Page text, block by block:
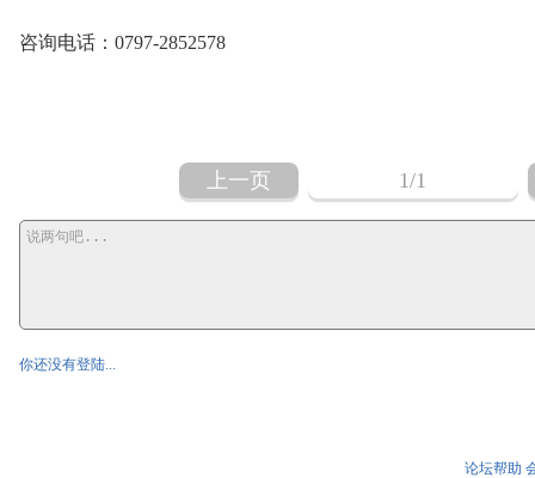
咨询电话：0797-2852578
上一页 1/1
你还没有登陆...
论坛帮助